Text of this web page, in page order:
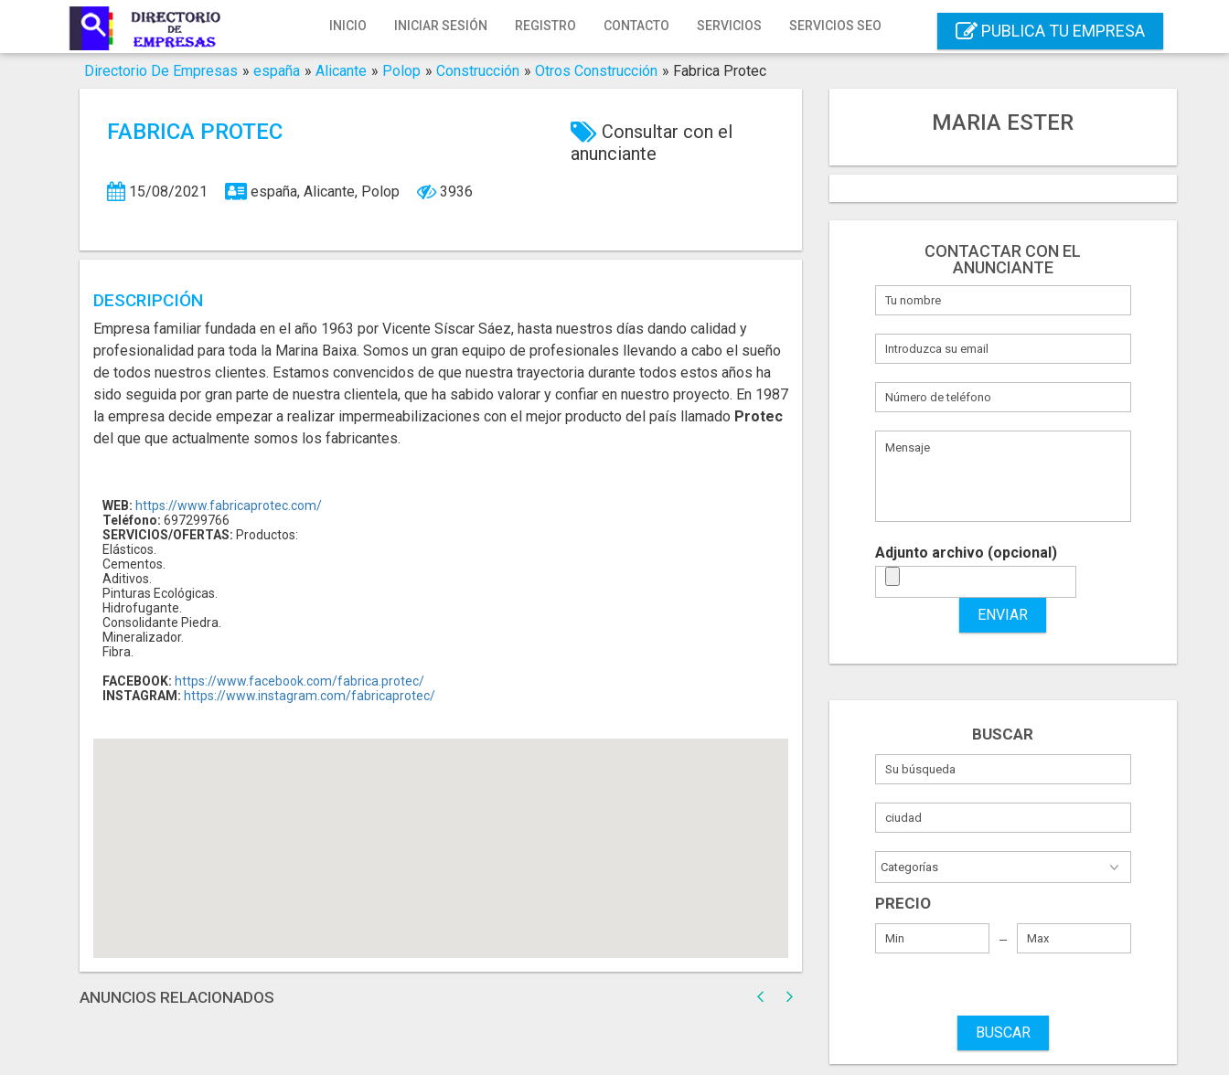
INICIO INICIAR SESIÓN REGISTRO CONTACTO SERVICIOS SERVICIOS SEO PUBLICA TU EMPRESA
Inicio
Iniciar Sesión
Servicios Online
Directorio De Empresas » españa » Alicante » Polop » Construcción » Otros Construcción » Fabrica Protec
FABRICA PROTEC
Consultar con el
anunciante
15/08/2021 españa, Alicante, Polop 3936
DESCRIPCIÓN
Empresa familiar fundada en el año 1963 por Vicente Síscar Sáez, hasta nuestros días dando calidad y
profesionalidad para toda la Marina Baixa. Somos un gran equipo de profesionales llevando a cabo el sueño
de todos nuestros clientes. Estamos convencidos de que nuestra trayectoria durante todos estos años ha
sido seguida por gran parte de nuestra clientela, que ha sabido valorar y confiar en nuestro proyecto. En 1987
la empresa decide empezar a realizar impermeabilizaciones con el mejor producto del país llamado Protec
del que que actualmente somos los fabricantes.
WEB: https://www.fabricaprotec.com/
Teléfono: 697299766
SERVICIOS/OFERTAS: Productos:
Elásticos.
Cementos.
Aditivos.
Pinturas Ecológicas.
Hidrofugante.
Consolidante Piedra.
Mineralizador.
Fibra.
FACEBOOK: https://www.facebook.com/fabrica.protec/
INSTAGRAM: https://www.instagram.com/fabricaprotec/
ANUNCIOS RELACIONADOS
MARIA ESTER
CONTACTAR CON EL
ANUNCIANTE
Adjunto archivo (opcional)
ENVIAR
BUSCAR
PRECIO
BUSCAR